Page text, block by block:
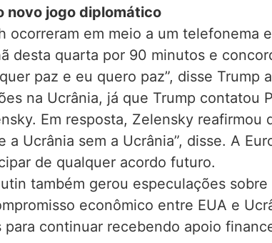
novo jogo diplomático
ocorreram em meio a um telefonema
desta quarta por 90 minutos e
paz e eu quero paz”, disse Trump
na Ucrânia, já que Trump contatou
Em resposta, Zelensky
a Ucrânia sem a Ucrânia”, disse. A
de qualquer acordo futuro.
também gerou especulações
econômico entre EUA e
para continuar recebendo apoio